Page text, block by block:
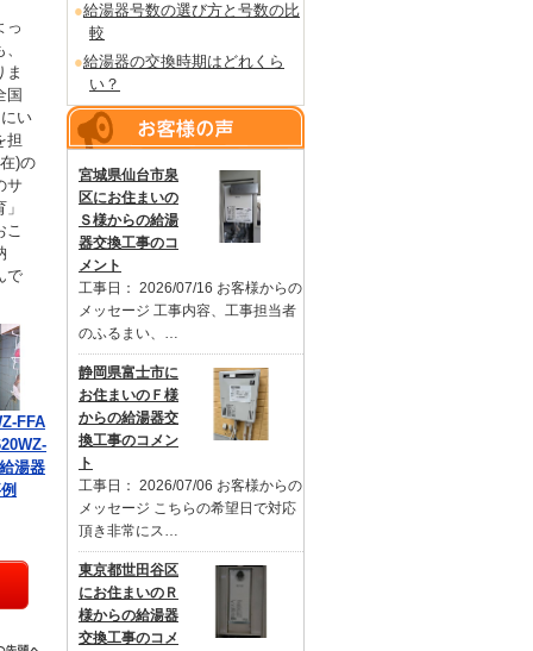
給湯器号数の選び方と号数の比
較
給湯器の交換時期はどれくら
い？
宮城県仙台市泉
区にお住まいの
Ｓ様からの給湯
器交換工事のコ
メント
工事日： 2026/07/16 お客様からの
メッセージ 工事内容、工事担当者
のふるまい、…
静岡県富士市に
お住まいのＦ様
からの給湯器交
換工事のコメン
ト
工事日： 2026/07/06 お客様からの
メッセージ こちらの希望日で対応
頂き非常にス…
東京都世田谷区
にお住まいのＲ
様からの給湯器
交換工事のコメ
っ
ま
国
い
担
)の
サ
こ
で
FFA
湯器